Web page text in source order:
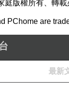
庭版權所有、轉載
PChome are
最新